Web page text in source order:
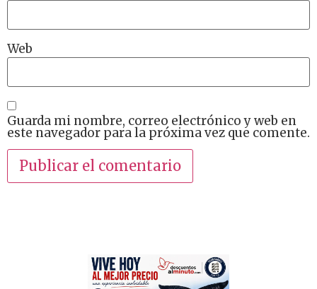
Web
Guarda mi nombre, correo electrónico y web en
este navegador para la próxima vez que comente.